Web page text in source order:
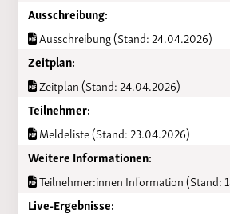
Ausschreibung:
Ausschreibung (Stand: 24.04.2026)
Zeitplan:
Zeitplan (Stand: 24.04.2026)
Teilnehmer:
Meldeliste (Stand: 23.04.2026)
Weitere Informationen:
Teilnehmer:innen Information (Stand:
Live-Ergebnisse: